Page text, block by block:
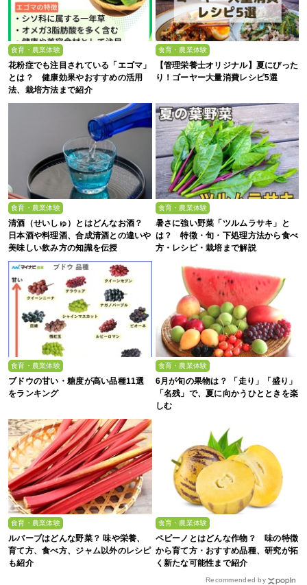
食育・農業体験
花粉症でも注目されている「エゴマ」
とは？ 健康効果やおすすめの活用
法、栽培方法まで紹介
食育・農業体験
【管理栄養士オリジナル】夏にぴった
り！ゴーヤー大量消費レシピ5選
食育・農業体験
清酒（せいしゅ）とはどんなお酒？
日本酒や料理酒、合成清酒との違いや
美味しい飲み方の知識を伝授
食育・農業体験
暑さに強い野菜「ツルムラサキ」と
は？ 特徴・旬・下処理方法から食べ
方・レシピ・栽培まで解説
食育・農業体験
ブドウの甘い・糖度が高い品種11選
をランキング
食育・農業体験
6月が旬の果物は？ 「走り」「盛り」
「名残」で、夏に向かうひとときを楽
しむ
食育・農業体験
ルバーブはどんな野菜？ 味や栄養、
育て方、食べ方、ジャム以外のレシピ
も紹介
食育・農業体験
ペピーノとはどんな作物？ 味の特徴
から育て方・おすすめ品種、研究が拓
く新たな可能性まで紹介
Recommended by